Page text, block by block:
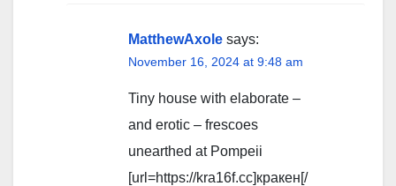
MatthewAxole says:
November 16, 2024 at 9:48 am
Tiny house with elaborate –
and erotic – frescoes
unearthed at Pompeii
[url=https://kra16f.cc]кракен[/